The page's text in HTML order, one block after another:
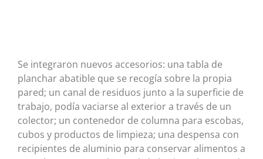
Se integraron nuevos accesorios: una tabla de
planchar abatible que se recogía sobre la propia
pared; un canal de residuos junto a la superficie de
trabajo, podía vaciarse al exterior a través de un
colector; un contenedor de columna para escobas,
cubos y productos de limpieza; una despensa con
recipientes de aluminio para conservar alimentos a